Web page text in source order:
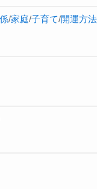
/家庭/子育て/開運方法